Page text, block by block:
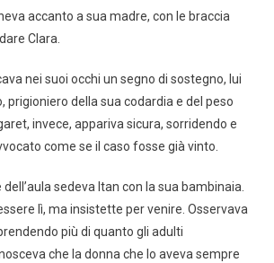
accanto a sua madre, con le braccia
Clara.
nei suoi occhi un segno di sostegno, lui
prigioniero della sua codardia e del peso
invece, appariva sicura, sorridendo e
come se il caso fosse già vinto.
sedeva Itan con la sua bambinaia.
lì, ma insistette per venire. Osservava
più di quanto gli adulti
che la donna che lo aveva sempre